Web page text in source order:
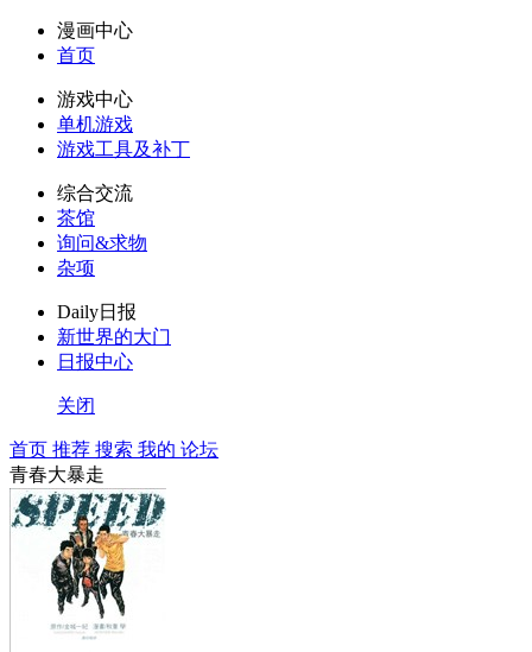
漫画中心
首页
游戏中心
单机游戏
游戏工具及补丁
综合交流
茶馆
询问&求物
杂项
Daily日报
新世界的大门
日报中心
关闭
首页 推荐 搜索 我的 论坛
青春大暴走